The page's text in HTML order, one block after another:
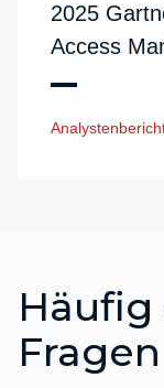
2025
Access
Fragen